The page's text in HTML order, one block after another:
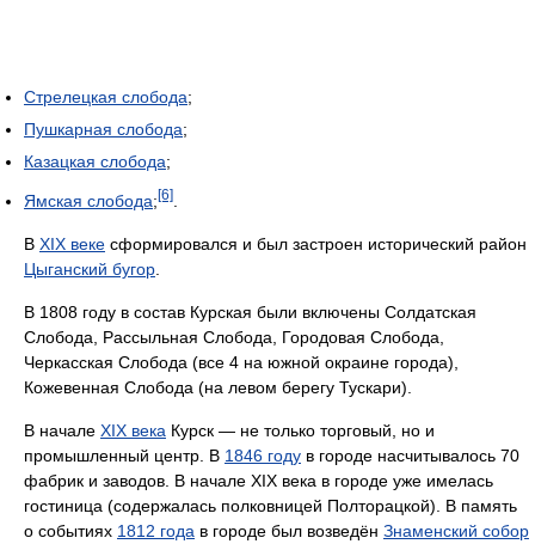
Стрелецкая слобода;
Пушкарная слобода;
Казацкая слобода;
Ямская слобода;[6]
В XIX веке сформировался и был застроен исторический район
Цыганский бугор
В 1808 году в состав Курская были включены Солдатская
Слобода, Рассыльная Слобода, Городовая Слобода,
Черкасская Слобода (все 4 на южной окраине города),
Кожевенная Слобода (на левом берегу Тускари).
В начале XIX века Курск — не только торговый, но и
промышленный центр. В 1846 году в городе насчитывалось 70
фабрик и заводов. В начале XIX века в городе уже имелась
гостиница (содержалась полковницей Полторацкой). В память
о событиях 1812 года в городе был возведён Знаменский собор